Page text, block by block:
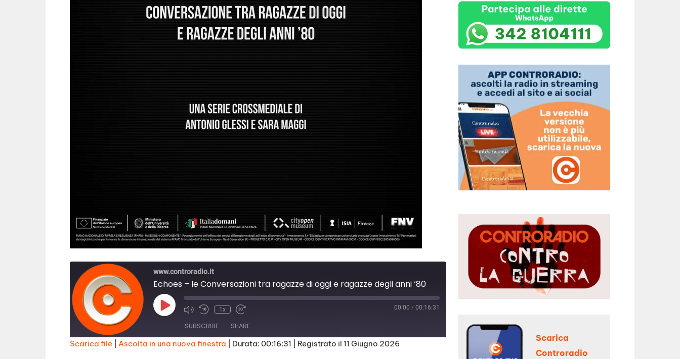
www.controradio.it
Echoes – le Conversazioni tra ragazze di oggi e ragazze degli anni ‘80
Play
Episode
1x 00:00 / 00:16:31
SUBSCRIBE SHARE
Scarica file Ascolta in una nuova finestra Durata: 00:16:31 Registrato il 11 Giugno 2026
Scarica
Controradio